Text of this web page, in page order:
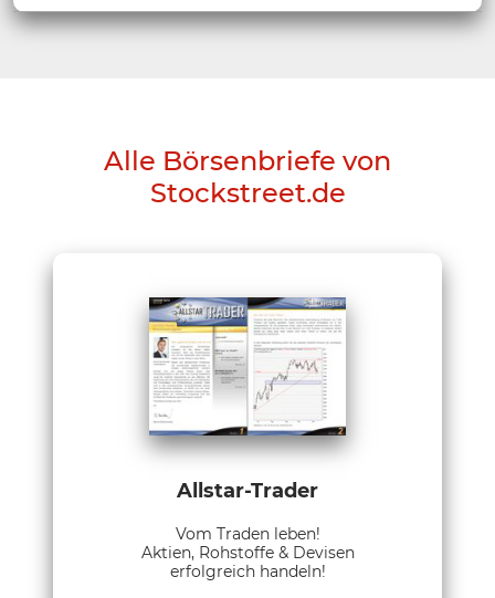
Alle Börsenbriefe von
Stockstreet.de
Allstar-Trader
Vom Traden leben!
Aktien, Rohstoffe & Devisen
erfolgreich handeln!